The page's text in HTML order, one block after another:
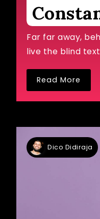
Far far away,
live the blind
Read More
Dico Didiraja